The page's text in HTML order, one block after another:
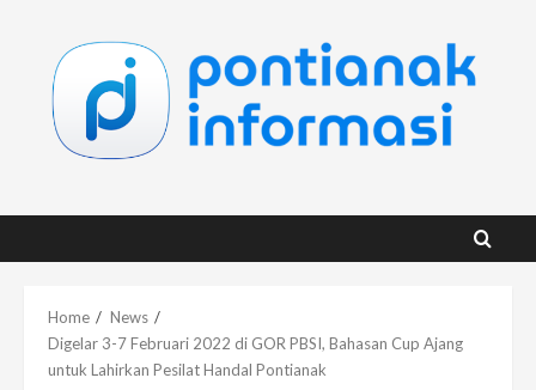
content
Home
News
Digelar 3-7 Februari 2022 di GOR PBSI, Bahasan Cup Ajang
untuk Lahirkan Pesilat Handal Pontianak